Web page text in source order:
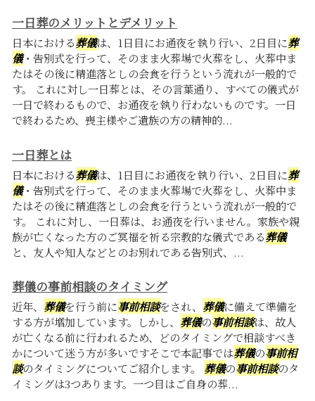
一日葬のメリットとデメリット
日本における葬儀は、1日目にお通夜を執り行い、2日目に葬
儀・告別式を行って、そのまま火葬場で火葬をし、火葬中ま
たはその後に精進落としの会食を行うという流れが一般的で
す。 これに対し一日葬とは、その言葉通り、すべての儀式が
一日で終わるもので、お通夜を執り行わないものです。一日
で終わるため、喪主様やご遺族の方の精神的...
一日葬とは
日本における葬儀は、1日目にお通夜を執り行い、2日目に葬
儀・告別式を行って、そのまま火葬場で火葬をし、火葬中ま
たはその後に精進落としの会食を行うという流れが一般的で
す。 これに対し、一日葬は、お通夜を行いません。家族や親
族が亡くなった方のご冥福を祈る宗教的な儀式である葬儀
と、友人や知人などとのお別れである告別式、...
葬儀の事前相談のタイミング
近年、 葬儀を行う前に事前相談をされ、 葬儀に備えて準備を
する方が増加しています。しかし、 葬儀の事前相談は、故人
が亡くなる前に行われるため、どのタイミングで相談すべき
かについて迷う方が多いですそこで本記事では葬儀の事前相
談のタイミングについてご紹介します。 葬儀の事前相談のタ
イミングは3つあります。一つ目はご自身の葬...